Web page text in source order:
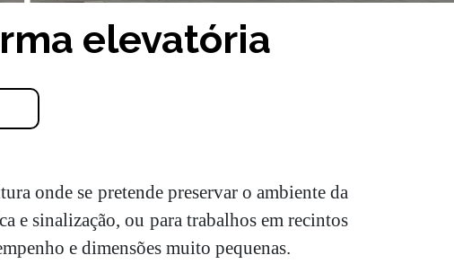
elevatória
onde se pretende preservar o ambiente da
e sinalização, ou para trabalhos em recintos
e dimensões muito pequenas.